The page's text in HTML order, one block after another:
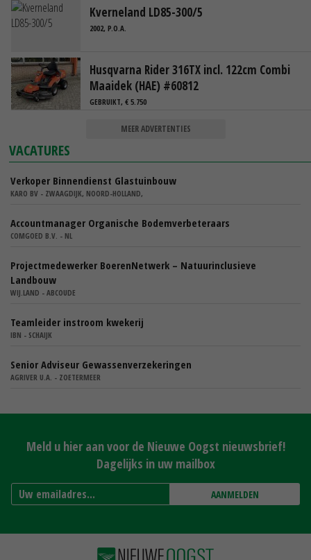
Kverneland LD85-300/5
2002, P.O.A.
Husqvarna Rider 316TX incl. 122cm Combi
Maaidek (HAE) #60812
GEBRUIKT, € 5.750
MEER ADVERTENTIES
VACATURES
Verkoper Binnendienst Glastuinbouw
KARO BV - ZWAAGDIJK, NOORD-HOLLAND,
Accountmanager Organische Bodemverbeteraars
COMGOED B.V. - NL
Projectmedewerker BoerenNetwerk – Natuurinclusieve
Landbouw
WIJ.LAND - ABCOUDE
Teamleider instroom kwekerij
IBN - SCHAIJK
Senior Adviseur Gewassenverzekeringen
AGRIVER U.A. - ZOETERMEER
Meld u hier aan voor de Nieuwe Oogst nieuwsbrief!
Dagelijks in uw mailbox
AANMELDEN